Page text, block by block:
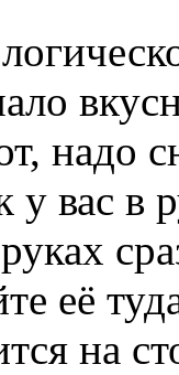
надо
у вас в
её
на